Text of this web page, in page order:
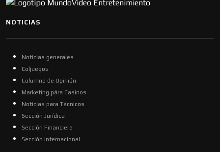
NOTICIAS
Noticias generales
Coljuegos
Columna de Opinión
Marketing pára Casinos
Noticias para Técnicos
Sección Jurídica
Sección Financiera
Sección Internacional